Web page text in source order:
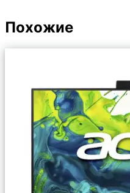
Похожие